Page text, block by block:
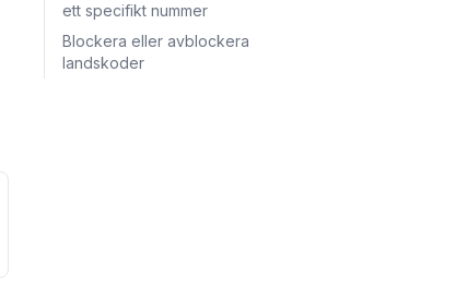
ett specifikt nummer
Blockera eller avblockera
landskoder